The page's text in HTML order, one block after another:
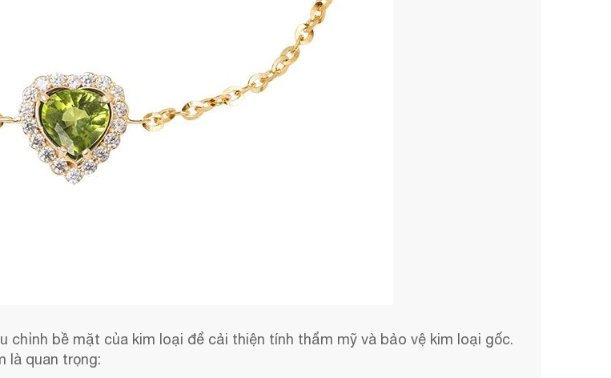
chỉnh bề mặt của kim loại để cải thiện tính thẩm mỹ và bảo vệ kim loại gốc.
là quan trọng: